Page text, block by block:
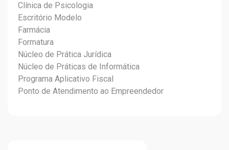
Clínica de Psicologia
Escritório Modelo
Farmácia
Formatura
Núcleo de Prática Jurídica
Núcleo de Práticas de Informática
Programa Aplicativo Fiscal
Ponto de Atendimento ao Empreendedor